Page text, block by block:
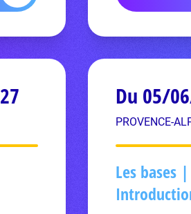
Du 05/
PROVENCE-
Les bases